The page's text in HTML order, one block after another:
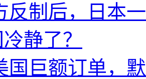
反制后，日本
静了？
国巨额订单，